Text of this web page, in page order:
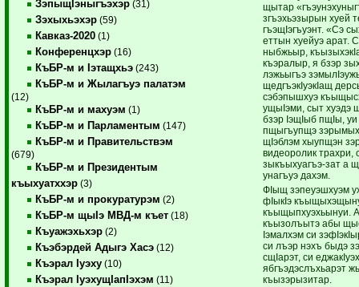
ЗэпыщIэныгъэхэр (31)
Зэхыхьэхэр (59)
Кавказ-2020 (1)
Конференцхэр (16)
КъБР-м и Iэтащхьэ (243)
КъБР-м и Жылагъуэ палатэм
(12)
КъБР-м и махуэм (1)
КъБР-м и Парламентым (147)
КъБР-м и Правительствэм
(679)
КъБР-м и Президентым
къыхуатххэр (3)
КъБР-м и прокуратурэм (2)
КъБР-м щыIэ МВД-м къет (18)
Къуажэхьхэр (2)
Къэбэрдей Адыгэ Хасэ (12)
Къэрал Iуэху (10)
Къэрал IуэхущIапIэхэм (11)
щытар
згъэхьэзырын хуей
гъэщIэгъуэнт. «Сэ
еттын хуейуэ арат.
ныбжьыр,
къэралыр, я бзэр
лэжьыгъэ
щедгъэкIуэкIащ
сэбэпышхуэ
ущыIэми, сыт хуэдэ
бзэр IэщIыб пщIы, уи
пщыгъупщэ
щIэблэм хыупщэн
видеоролик трахри,
зыкъыхуагъэ-зат а
унагъуэ дахэм.
ФIыщ зэпеуэшхуэм
фIыкIэ
къыщыпхуэхьынуи.
къызолъытэ абы
Iэмалхэм си
си лъэр нэхъ быдэ
сщIарэт, си
ябгъэдэслъхьарэт
къызэрызитар.